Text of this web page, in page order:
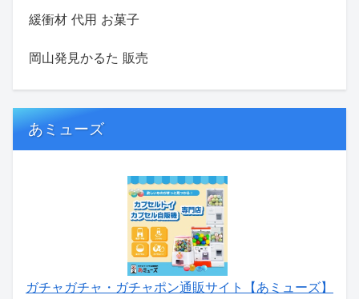
緩衝材 代用 お菓子
岡山発見かるた 販売
あミューズ
ガチャガチャ・ガチャポン通販サイト【あミューズ】